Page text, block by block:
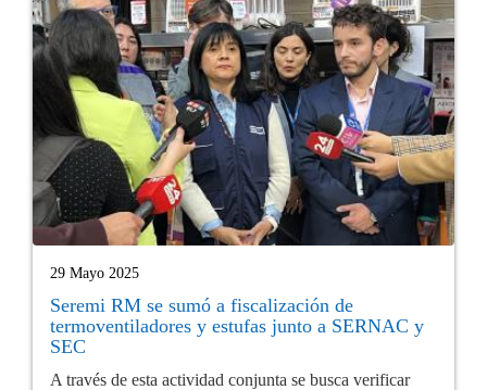
29 Mayo 2025
Seremi RM se sumó a fiscalización de
termoventiladores y estufas junto a SERNAC y
SEC
A través de esta actividad conjunta se busca verificar